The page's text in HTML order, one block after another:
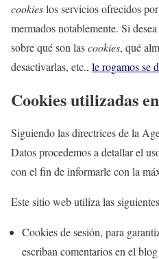
cookieslos servicios ofrecidos
mermados notablemente. Si
sobre qué son lascookies, qué
desactivarlas, etc., le rogamos se
Cookies utilizadas
Siguiendo las directrices de la
Datos procedemos a detallar el
con el fin de informarle con la
Este sitio web utiliza las siguientes
Cookies de sesión, para
escriban comentarios en el